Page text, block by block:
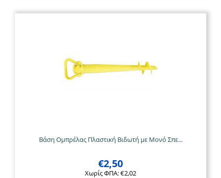
Βάση Ομπρέλας Πλαστική Βιδωτή με Μονό Σπε...
€2,50
Χωρίς ΦΠΑ:€2,02